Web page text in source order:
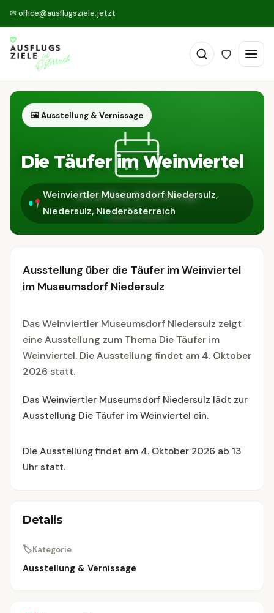
✉ office@ausflugsziele.jetzt
🖼 Ausstellung & Vernissage
Die Täufer im Weinviertel
Weinviertler Museumsdorf Niedersulz,
Niedersulz, Niederösterreich
Ausstellung über die Täufer im Weinviertel
im Museumsdorf Niedersulz
Das Weinviertler Museumsdorf Niedersulz zeigt
eine Ausstellung zum Thema Die Täufer im
Weinviertel. Die Ausstellung findet am 4. Oktober
2026 statt.
Das Weinviertler Museumsdorf Niedersulz lädt zur
Ausstellung Die Täufer im Weinviertel ein.
Die Ausstellung findet am 4. Oktober 2026 ab 13
Uhr statt.
Details
🏷Kategorie
Ausstellung & Vernissage